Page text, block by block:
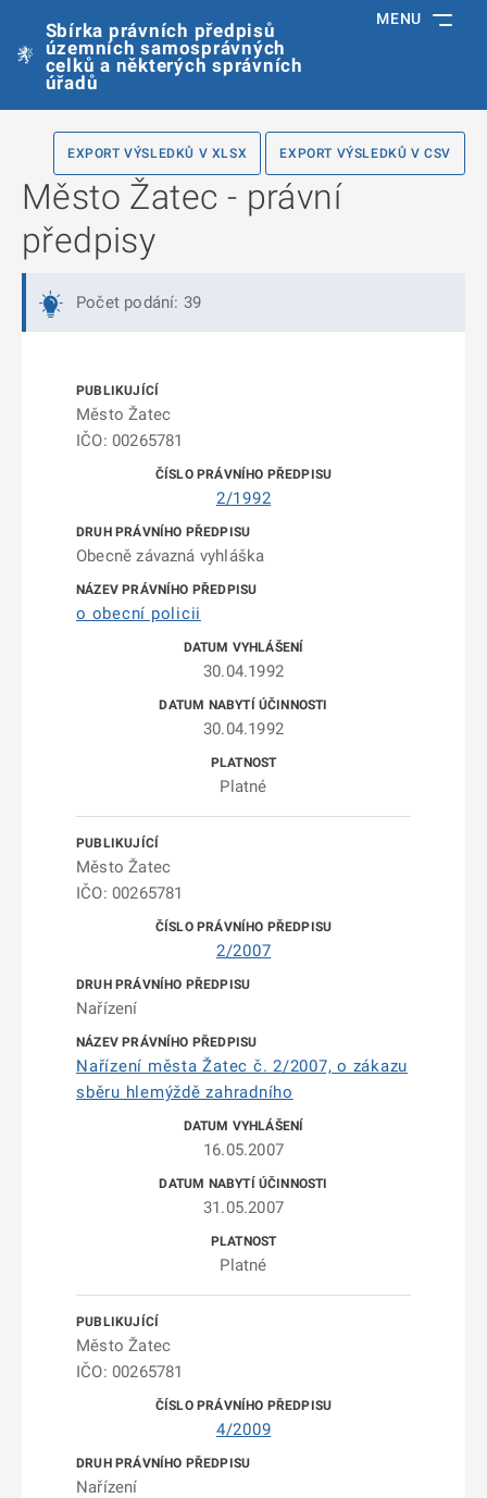
Sbírka právních předpisů
územních samosprávných
celků a některých správních
úřadů
MENU
EXPORT VÝSLEDKŮ V XLSX EXPORT VÝSLEDKŮ V CSV
Město Žatec - právní
předpisy
Počet podání: 39
Město Žatec
IČO: 00265781
2/1992
Obecně závazná vyhláška
o obecní policii
30.04.1992
30.04.1992
Platné
Město Žatec
IČO: 00265781
2/2007
Nařízení
Nařízení města Žatec č. 2/2007, o zákazu
sběru hlemýždě zahradního
16.05.2007
31.05.2007
Platné
Město Žatec
IČO: 00265781
4/2009
Nařízení